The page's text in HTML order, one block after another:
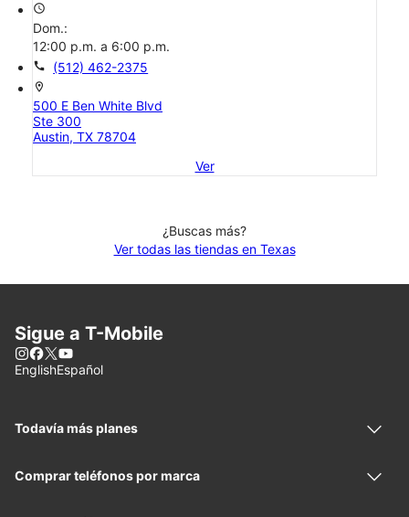
access_time
Dom.:
12:00 p.m. a 6:00 p.m.
call (512) 462-2375
location_on
500 E Ben White Blvd
Ste 300
Austin, TX 78704
Ver
¿Buscas más?
Ver todas las tiendas en Texas